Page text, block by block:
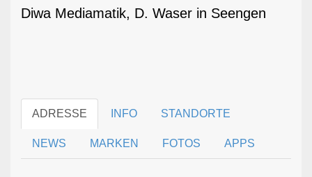
Diwa Mediamatik, D. Waser in Seengen
ADRESSE INFO STANDORTE
NEWS MARKEN FOTOS APPS